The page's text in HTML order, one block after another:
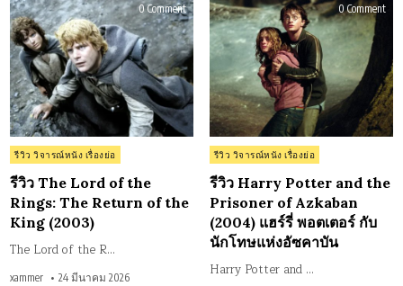
0 Commenton
รีวิว
The
Lord
of
the
Rings:
The
Return
of
King
(2003)
Posted
in
รีวิว วิจารณ์หนัง เรื่องย่อ
รีวิว The Lord of the
Rings: The Return of the
King (2003)
The Lord of the R…
xammer 24 มีนาคม 2026
0 Commenton
the
of
แฮร์
รี่
พอ
แห่
งอัซ
Posted
in
รีวิว วิจารณ์หนัง เรื่องย่อ
รีวิว Harry Potter and the
Prisoner of Azkaban
(2004) แฮร์รี่ พอตเตอร์ กับ
นักโทษแห่งอัซคาบัน
Harry Potter and …